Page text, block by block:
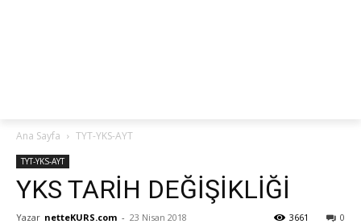
Ana Sayfa TYT-YKS-AYT
TYT-YKS-AYT
YKS TARİH DEĞİŞİKLİĞİ
Yazar netteKURS.com - 23 Nisan 2018 0
3661